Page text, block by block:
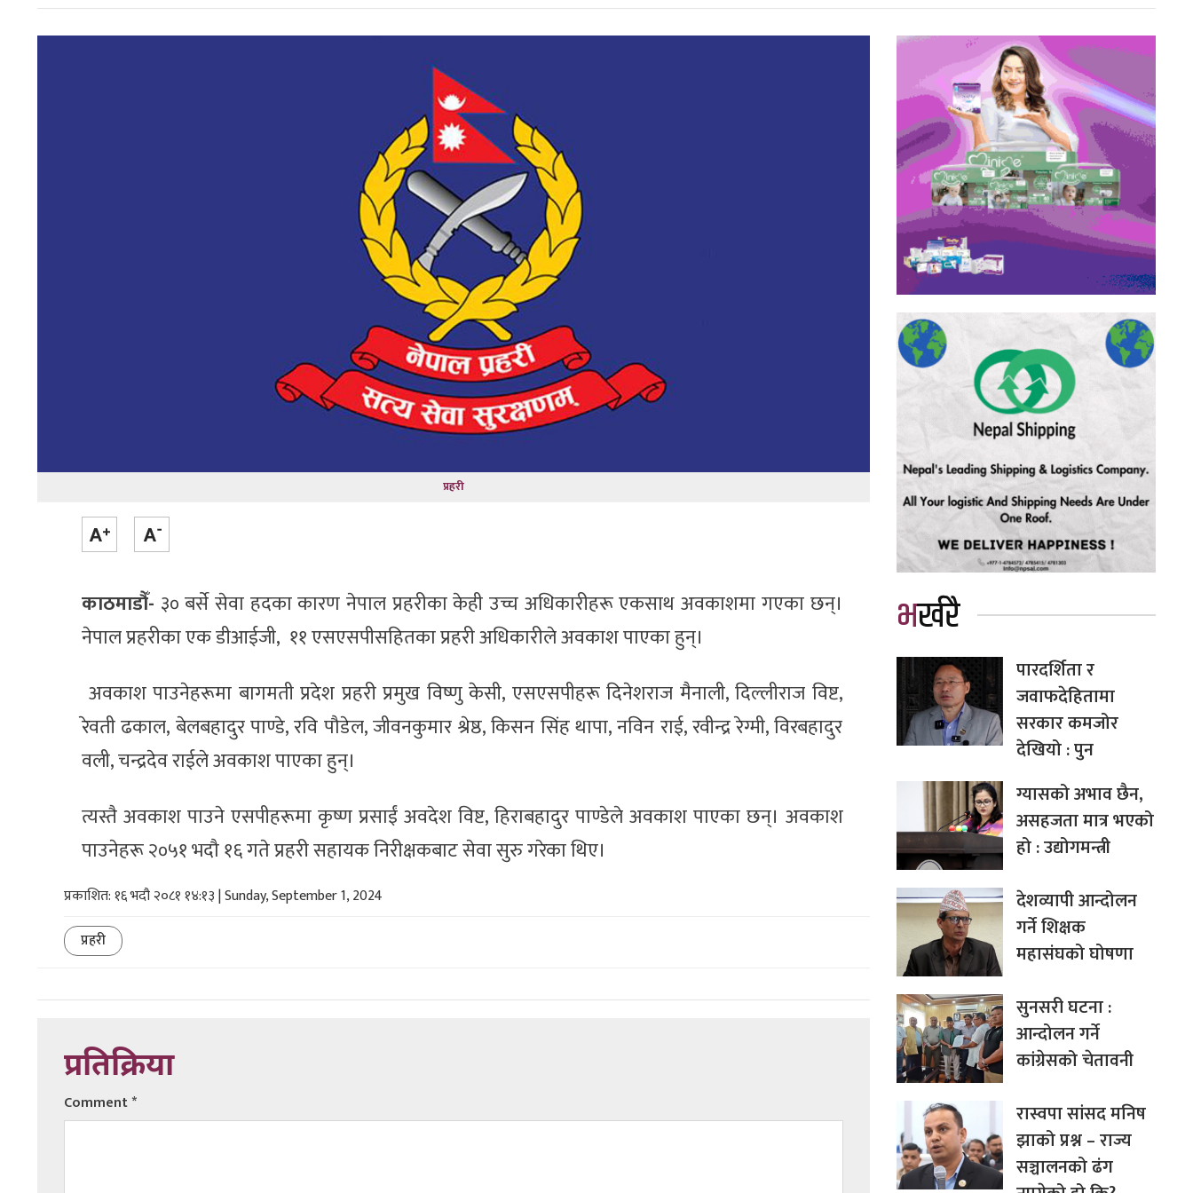
प्रहरी
काठमाडौँ- ३० बर्से सेवा हदका कारण नेपाल प्रहरीका केही उच्च अधिकारीहरू एकसाथ अवकाशमा गएका छन्।
नेपाल प्रहरीका एक डीआईजी, ११ एसएसपीसहितका प्रहरी अधिकारीले अवकाश पाएका हुन्।
अवकाश पाउनेहरूमा बागमती प्रदेश प्रहरी प्रमुख विष्णु केसी, एसएसपीहरू दिनेशराज मैनाली, दिल्लीराज विष्ट,
रेवती ढकाल, बेलबहादुर पाण्डे, रवि पौडेल, जीवनकुमार श्रेष्ठ, किसन सिंह थापा, नविन राई, रवीन्द्र रेग्मी, विरबहादुर
वली, चन्द्रदेव राईले अवकाश पाएका हुन्।
त्यस्तै अवकाश पाउने एसपीहरूमा कृष्ण प्रसाईं अवदेश विष्ट, हिराबहादुर पाण्डेले अवकाश पाएका छन्। अवकाश
पाउनेहरू २०५१ भदौ १६ गते प्रहरी सहायक निरीक्षकबाट सेवा सुरु गरेका थिए।
प्रकाशित: १६ भदौ २०८१ १४:१३ | Sunday, September 1, 2024
प्रहरी
प्रतिक्रिया
Comment*
भर्खरै
पारदर्शिता र
जवाफदेहितामा
सरकार कमजोर
देखियो : पुन
ग्यासको अभाव छैन,
असहजता मात्र भएको
हो : उद्योगमन्त्री
देशव्यापी आन्दोलन
गर्ने शिक्षक
महासंघको घोषणा
सुनसरी घटना :
आन्दोलन गर्ने
कांग्रेसको चेतावनी
रास्वपा सांसद मनिष
झाको प्रश्न – राज्य
सञ्चालनको ढंग